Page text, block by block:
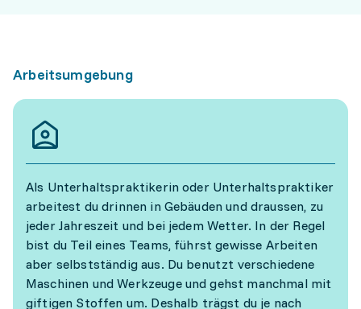
Arbeitsumgebung
Als Unterhaltspraktikerin oder Unterhaltspraktiker
arbeitest du drinnen in Gebäuden und draussen, zu
jeder Jahreszeit und bei jedem Wetter. In der Regel
bist du Teil eines Teams, führst gewisse Arbeiten
aber selbstständig aus. Du benutzt verschiedene
Maschinen und Werkzeuge und gehst manchmal mit
giftigen Stoffen um. Deshalb trägst du je nach